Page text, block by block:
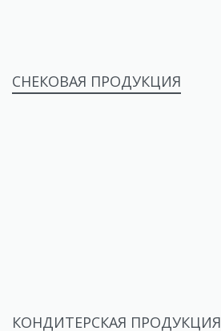
СНЕКОВАЯ ПРОДУКЦИЯ
КОНДИТЕРСКАЯ ПРОДУКЦИЯ